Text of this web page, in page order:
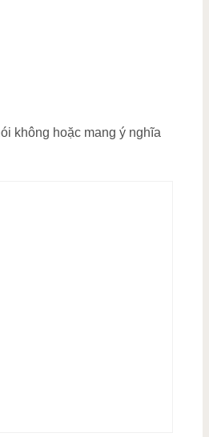
không hoặc mang ý nghĩa